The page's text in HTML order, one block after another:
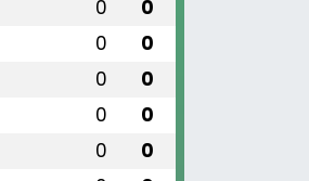
0 0
0 0
0 0
0 0
0 0